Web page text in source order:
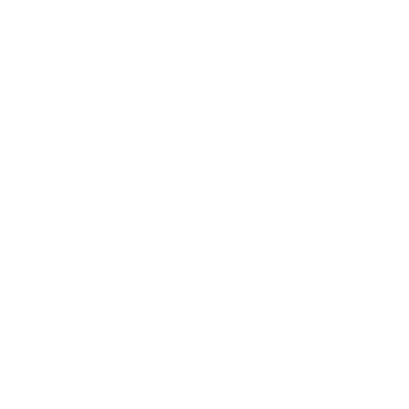
Questions And Answers
time abounding questions asked